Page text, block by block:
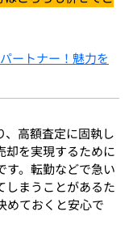
ートナー！魅力を
、高額査定に固執し
却を実現するために
す。転勤などで急い
しまうことがあるた
めておくと安心で